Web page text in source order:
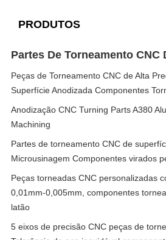
PRODUTOS
Partes De Torneamento CNC
Peças de Torneamento CNC de Alta
Superfície Anodizada Componentes
Anodização CNC Turning Parts A380
Machining
Partes de torneamento CNC de
Microusinagem Componentes virados
Peças torneadas CNC personalizadas
0,01mm-0,005mm, componentes
latão
5 eixos de precisão CNC peças de